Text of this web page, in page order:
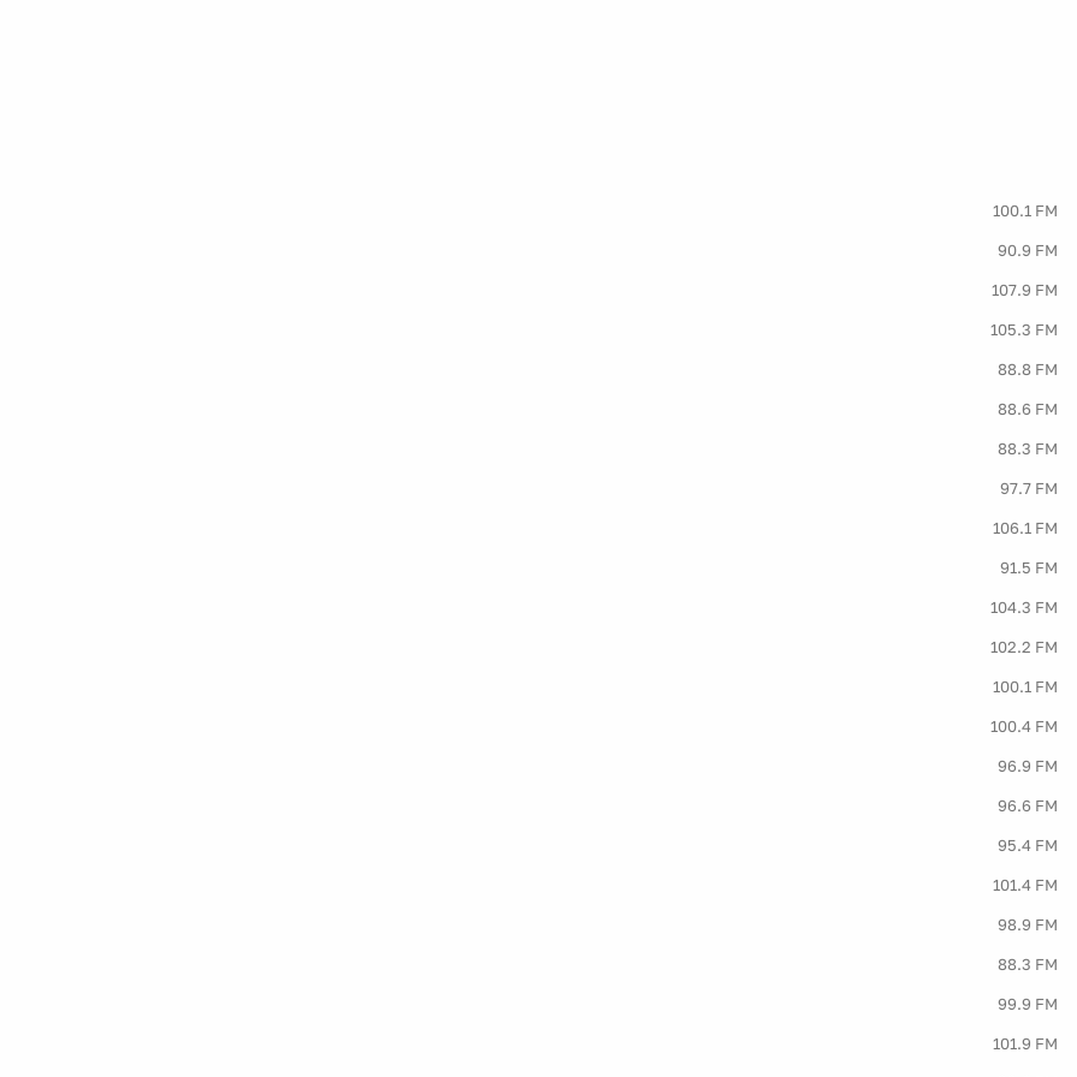
100.1 FM
90.9 FM
107.9 FM
105.3 FM
88.8 FM
88.6 FM
88.3 FM
97.7 FM
106.1 FM
91.5 FM
104.3 FM
102.2 FM
100.1 FM
100.4 FM
96.9 FM
96.6 FM
95.4 FM
101.4 FM
98.9 FM
88.3 FM
99.9 FM
101.9 FM